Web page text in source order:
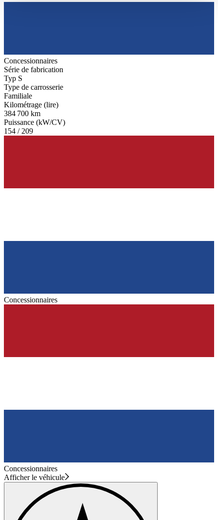
haben oder die sie im Rahmen Ihrer Nutzung der Dienste
Concessionnaires
Série de fabrication
Typ S
Type de carrosserie
Familiale
Kilométrage (lire)
384 700 km
Puissance (kW/CV)
154 / 209
Concessionnaires
Concessionnaires
Afficher le véhicule